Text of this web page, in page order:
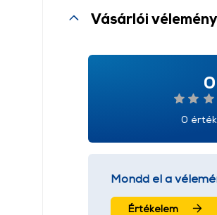
Vásárlói
0
0
Mondd el a
Értékelem